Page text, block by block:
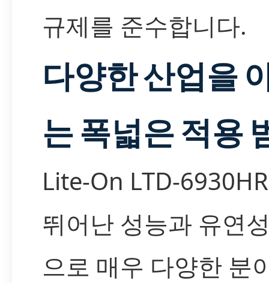
규제를 준수합니다.
다양한 산업을
는 폭넓은 적용
Lite-On LTD-
뛰어난 성능과 유연
으로 매우 다양한 분